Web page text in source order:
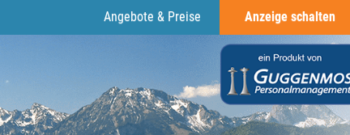
Angebote & Preise Anzeige schalten